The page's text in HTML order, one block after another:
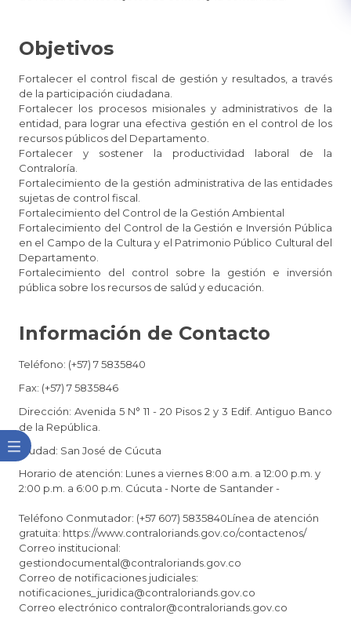
Objetivos
Fortalecer el control fiscal de gestión y resultados, a través
de la participación ciudadana.
Fortalecer los procesos misionales y administrativos de la
entidad, para lograr una efectiva gestión en el control de los
recursos públicos del Departamento.
Fortalecer y sostener la productividad laboral de la
Contraloría.
Fortalecimiento de la gestión administrativa de las entidades
sujetas de control fiscal.
Fortalecimiento del Control de la Gestión Ambiental
Fortalecimiento del Control de la Gestión e Inversión Pública
en el Campo de la Cultura y el Patrimonio Público Cultural del
Departamento.
Fortalecimiento del control sobre la gestión e inversión
pública sobre los recursos de salúd y educación.
Información de Contacto
Teléfono: (+57) 7 5835840
Fax: (+57) 7 5835846
Dirección: Avenida 5 N° 11 - 20 Pisos 2 y 3 Edif. Antiguo Banco
de la República.
Ciudad: San José de Cúcuta
Horario de atención: Lunes a viernes 8:00 a.m. a 12:00 p.m. y
2:00 p.m. a 6:00 p.m. Cúcuta - Norte de Santander -
Teléfono Conmutador: (+57 607) 5835840Línea de atención
gratuita: https://www.contraloriands.gov.co/contactenos/
Correo institucional:
gestiondocumental@contraloriands.gov.co
Correo de notificaciones judiciales:
notificaciones_juridica@contraloriands.gov.co
Correo electrónico contralor@contraloriands.gov.co